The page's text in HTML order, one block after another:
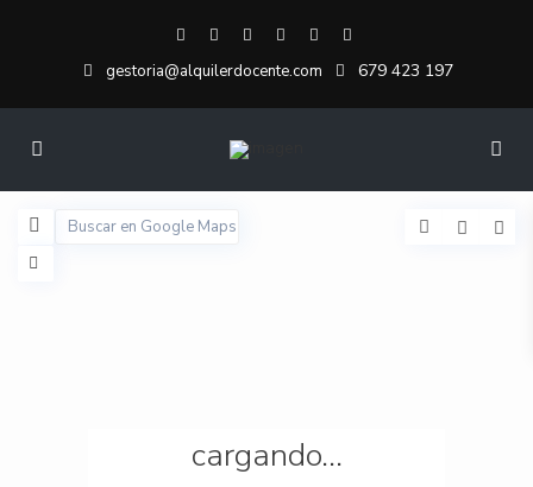
gestoria@alquilerdocente.com 679 423 197
cargando...